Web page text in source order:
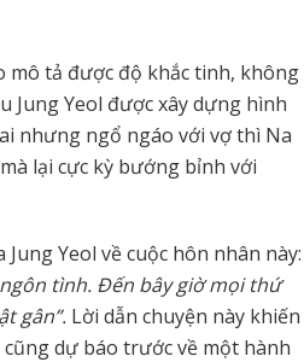
mô tả được độ khắc tinh, không
Jung Yeol được xây dựng hình
nhưng ngổ ngáo với vợ thì Na
lại cực kỳ bướng bỉnh với
Yeol về cuộc hôn nhân này:
tình. Đến bây giờ mọi thứ
gân”. Lời dẫn chuyện này khiến
dự báo trước về một hành